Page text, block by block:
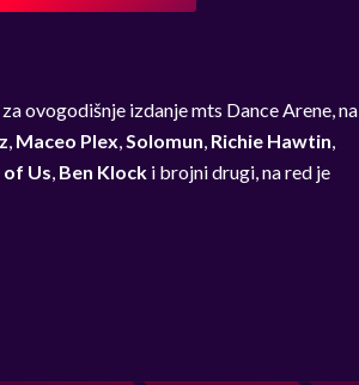
ovogodišnje izdanje mts Dance Arene, na
, Maceo Plex,Solomun, Richie Hawtin,
of Us, Ben Klock i brojni drugi, na red je